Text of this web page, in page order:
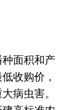
面积和产
收购价，
病虫害。